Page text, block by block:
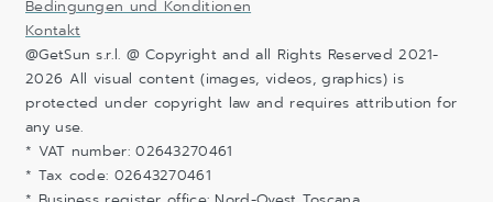
Bedingungen und Konditionen
Kontakt
@GetSun s.r.l. @ Copyright and all Rights Reserved 2021-
2026 All visual content (images, videos, graphics) is
protected under copyright law and requires attribution for
any use.
* VAT number: 02643270461
* Tax code: 02643270461